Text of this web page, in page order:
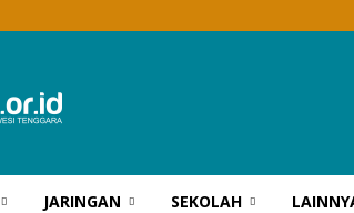
JARINGAN SEKOLAH